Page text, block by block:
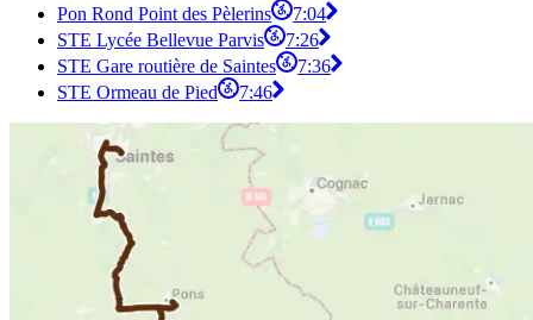
Pon Rond Point des Pèlerins
7:04
STE Lycée Bellevue Parvis
7:26
STE Gare routière de Saintes
7:36
STE Ormeau de Pied
7:46